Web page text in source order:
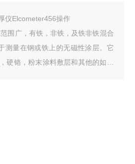
仪Elcometer456操作
围广，有铁，非铁，及铁非铁混合
测量在钢或铁上的无磁性涂层。它
硬铬，粉末涂料敷层和其他的如无